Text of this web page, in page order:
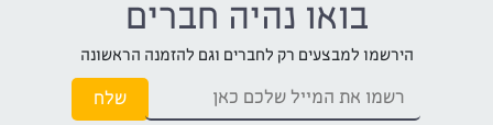
בואו נהיה חברים
הירשמו למבצעים רק לחברים וגם להזמנה הראשונה